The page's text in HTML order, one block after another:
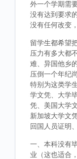
外一个学期需
没有达到要求
没有任何改变
留学生都希望
压力有多大都
难、异国他乡
压倒一个年纪
特别为这类学
学文凭、大学
凭、美国大学
新加坡大学文
回国人员证明
一、本科没有
业（这也适合